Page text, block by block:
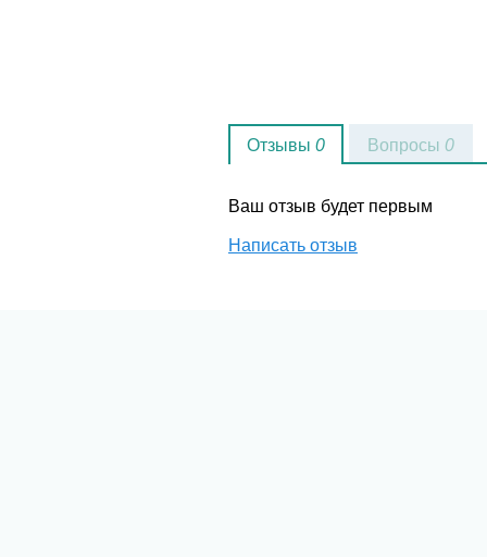
Отзывы 0
Ваш отзыв будет первым
Написать отзыв
Вопросы 0